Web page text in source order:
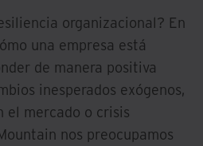
organizacional? En
una empresa está
de manera positiva
inesperados exógenos,
el mercado o crisis
nos preocupamos